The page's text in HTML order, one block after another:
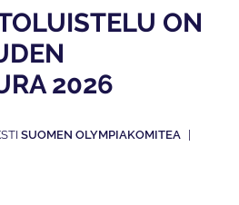
ON
2026
SUOMEN OLYMPIAKOMITEA